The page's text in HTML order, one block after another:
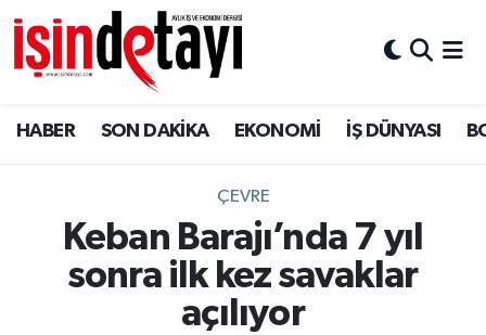
HABER SON DAKİKA EKONOMİ İŞ DÜNYASI
ÇEVRE
Keban Barajı’nda 7 yıl
sonra ilk kez savaklar
açılıyor
DÜNYA
Eğitim
ENERJİ HABERİ
GAYRİMENKUL
Nöbetçi Eczaneler
Hava Durumu
İstanbul Namaz Vakitleri
Trafik Durumu
Süper Lig Puan Durumu ve Fikstür